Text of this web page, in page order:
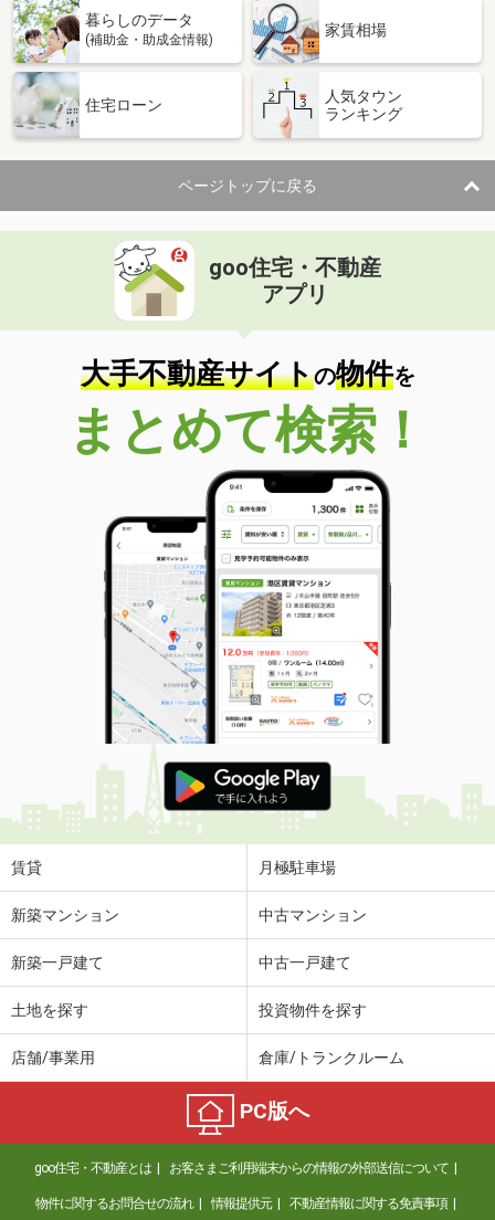
暮らしのデータ
(補助金・助成金情報)
家賃相場
住宅ローン
人気タウン
ランキング
ページトップに戻る
goo住宅・不動産
アプリ
大手不動産サイトの物件を
まとめて検索！
賃貸 月極駐車場
新築マンション 中古マンション
新築一戸建て 中古一戸建て
土地を探す 投資物件を探す
店舗/事業用 倉庫/トランクルーム
PC版へ
goo住宅・不動産とは お客さまご利用端末からの情報の外部送信について
物件に関するお問合せの流れ 情報提供元 不動産情報に関する免責事項